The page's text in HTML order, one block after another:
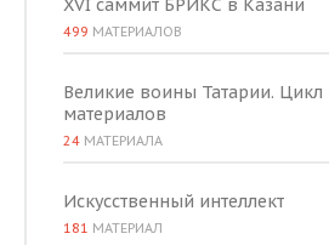
XVI саммит БРИКС в Казани
499 МАТЕРИАЛОВ
Великие воины Татарии. Цикл
материалов
24 МАТЕРИАЛА
Искусственный интеллект
181 МАТЕРИАЛ